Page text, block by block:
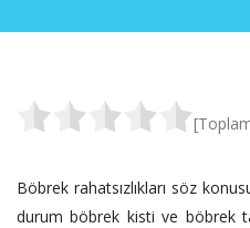
Böbrek rahatsızlıkları söz
durum böbrek kisti ve böbrek